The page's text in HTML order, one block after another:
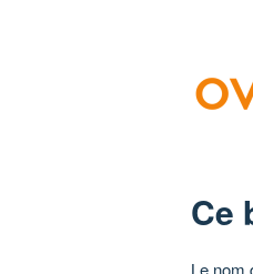
Ce
Le nom